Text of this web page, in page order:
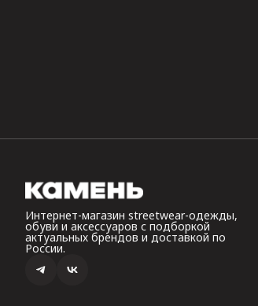
Интернет-магазин streetwear-одежды,
обуви и аксессуаров с подборкой
актуальных брендов и доставкой по
России.